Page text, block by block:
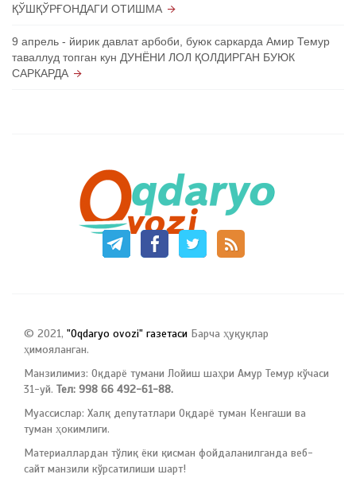
ҚЎШҚЎРҒОНДАГИ ОТИШМА
9 апрель - йирик давлат арбоби, буюк саркарда Амир Темур
таваллуд топган кун ДУНЁНИ ЛОЛ ҚОЛДИРГАН БУЮК
САРКАРДА
© 2021, "Oqdaryo ovozi" газетаси Барча ҳуқуқлар
ҳимояланган.
Манзилимиз: Оқдарё тумани Лойиш шаҳри Амур Темур кўчаси
31-уй. Тел: 998 66 492-61-88.
Муассислар: Халқ депутатлари Оқдарё туман Кенгаши ва
туман ҳокимлиги.
Материаллардан тўлиқ ёки қисман фойдаланилганда веб-
сайт манзили кўрсатилиши шарт!